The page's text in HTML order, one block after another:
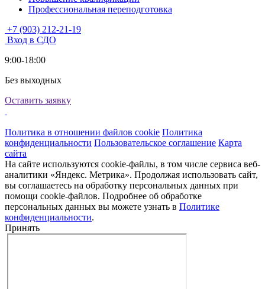
Профессиональная переподготовка
+7 (903) 212-21-19
Вход в СДО
9:00-18:00
Без выходных
Оставить заявку
Политика в отношении файлов cookie Политика
конфиденциальности Пользовательское соглашение Карта
сайта
На сайте используются cookie-файлы, в том числе сервиса веб-
аналитики «Яндекс. Метрика». Продолжая использовать сайт,
вы соглашаетесь на обработку персональных данных при
помощи cookie-файлов. Подробнее об обработке
персональных данных вы можете узнать в Политике
конфиденциальности.
Принять